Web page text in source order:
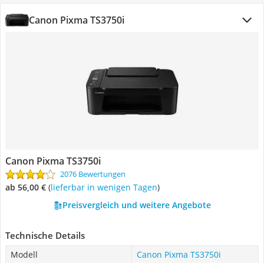
Canon Pixma TS3750i
Canon Pixma TS3750i
2076 Bewertungen
ab 56,00 € ( Lieferbar in wenigen Tagen)
Preisvergleich und weitere Angebote
Technische Details
Modell
Canon Pixma TS3750i